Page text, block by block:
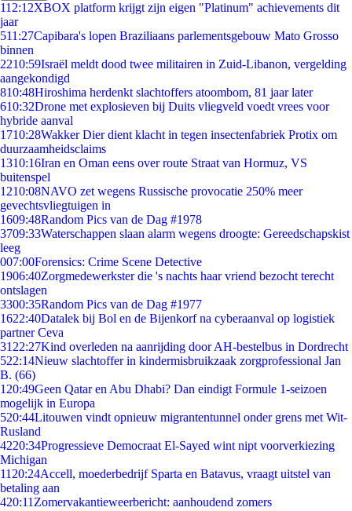
112:12XBOX platform krijgt zijn eigen "Platinum" achievements dit
jaar
511:27Capibara's lopen Braziliaans parlementsgebouw Mato Grosso
binnen
2210:59Israël meldt dood twee militairen in Zuid-Libanon, vergelding
aangekondigd
810:48Hiroshima herdenkt slachtoffers atoombom, 81 jaar later
610:32Drone met explosieven bij Duits vliegveld voedt vrees voor
hybride aanval
1710:28Wakker Dier dient klacht in tegen insectenfabriek Protix om
duurzaamheidsclaims
1310:16Iran en Oman eens over route Straat van Hormuz, VS
buitenspel
1210:08NAVO zet wegens Russische provocatie 250% meer
gevechtsvliegtuigen in
1609:48Random Pics van de Dag #1978
3709:33Waterschappen slaan alarm wegens droogte: Gereedschapskist
leeg
007:00Forensics: Crime Scene Detective
1906:40Zorgmedewerkster die 's nachts haar vriend bezocht terecht
ontslagen
3300:35Random Pics van de Dag #1977
1622:40Datalek bij Bol en de Bijenkorf na cyberaanval op logistiek
partner Ceva
31 22:27Kind overleden na aanrijding door AH-bestelbus in Dordrecht
522:14Nieuw slachtoffer in kindermisbruikzaak zorgprofessional Jan
B. (66)
1 20:49Geen Qatar en Abu Dhabi? Dan eindigt Formule 1-seizoen
mogelijk in Europa
520:44Litouwen vindt opnieuw migrantentunnel onder grens met Wit-
Rusland
4220:34Progressieve Democraat El-Sayed wint nipt voorverkiezing
Michigan
11 20:24Accell, moederbedrijf Sparta en Batavus, vraagt uitstel van
betaling aan
420:11 Zomervakantieweerbericht: aanhoudend zomers